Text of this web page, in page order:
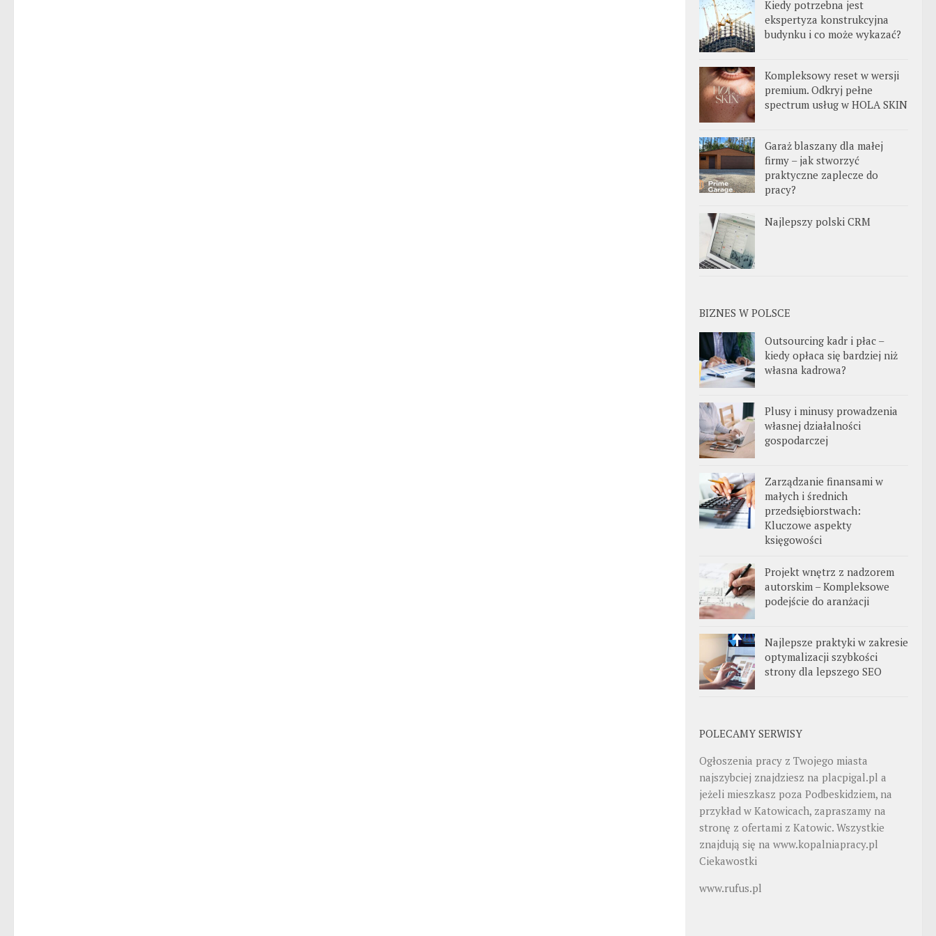
Kiedy potrzebna jest
ekspertyza konstrukcyjna
budynku i co może wykazać?
Kompleksowy reset w wersji
premium. Odkryj pełne
spectrum usług w HOLA SKIN
Garaż blaszany dla małej
firmy – jak stworzyć
praktyczne zaplecze do
pracy?
Najlepszy polski CRM
BIZNES W POLSCE
Outsourcing kadr i płac –
kiedy opłaca się bardziej niż
własna kadrowa?
Plusy i minusy prowadzenia
własnej działalności
gospodarczej
Zarządzanie finansami w
małych i średnich
przedsiębiorstwach:
Kluczowe aspekty
księgowości
Projekt wnętrz z nadzorem
autorskim – Kompleksowe
podejście do aranżacji
Najlepsze praktyki w zakresie
optymalizacji szybkości
strony dla lepszego SEO
POLECAMY SERWISY
Ogłoszenia pracy z Twojego miasta
najszybciej znajdziesz na placpigal.pl a
jeżeli mieszkasz poza Podbeskidziem, na
przykład w Katowicach, zapraszamy na
stronę z ofertami z Katowic. Wszystkie
znajdują się na www.kopalniapracy.pl
Ciekawostki
www.rufus.pl